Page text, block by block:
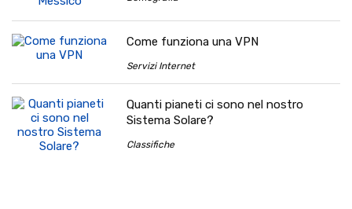
Come funziona una VPN
Servizi Internet
Quanti pianeti ci sono nel nostro
Sistema Solare?
Classifiche